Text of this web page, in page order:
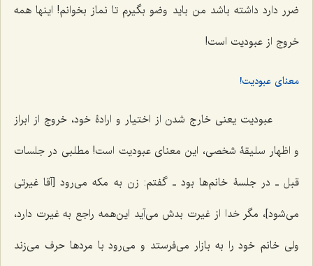
ضرر دارد داشته باشد من باید وضو بگیرم تا نماز بخوانم! اینها همه
خروج از عبودیت است!
معنای عبودیت!
عبودیت یعنى خارج شدن از اختیار و ارادۀ خود، خروج از ابراز
و اظهار سلیقۀ شخصی، این معناى عبودیت است! مطلبى در جلسات
قبل ـ در جلسۀ خانم‌ها بود ـ گفتم: زن به مکه مى‌رود [آقا غیرتی
می‌شود]، مگر خدا از غیرت بدش مى‌آید این‌همه راجع به غیرت دارد،
ولى خانم خود را به بازار مى‌فرستد و مى‌رود با مردها حرف می‌زند